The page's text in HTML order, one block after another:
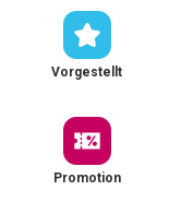
Vorgestellt
Promotion